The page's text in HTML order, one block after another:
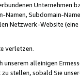
Unternehmen
Namen, Subdomain-
Netzwerk-Website
verletzen.
unserem alleinigen
stellen, sobald Sie